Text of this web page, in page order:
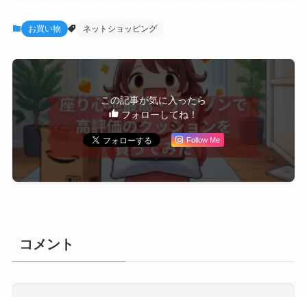
お買い物 ネットショッピング
この記事が気に入ったら
フォローしてね！
Follow Me
コメント